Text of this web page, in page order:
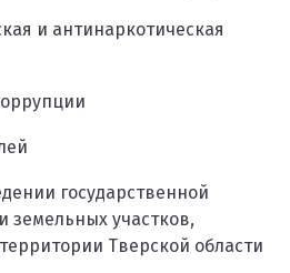
и антинаркотическая
государственной
земельных участков,
Тверской области